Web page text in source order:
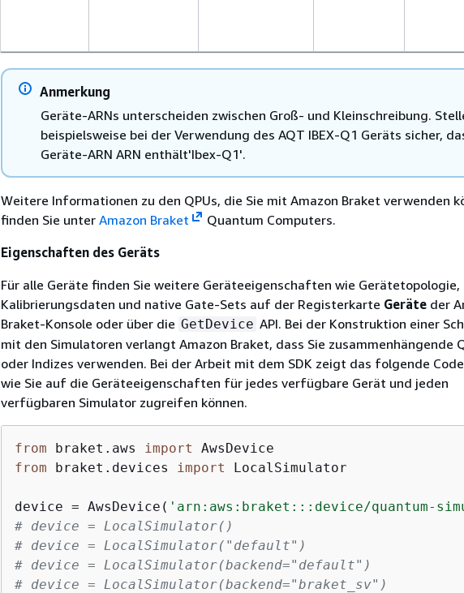
Anmerkung
Geräte-ARNs unterscheiden zwischen Groß- und Kleinschreibung.
beispielsweise bei der Verwendung des AQT IBEX-Q1 Geräts sicher,
Geräte-ARN ARN enthält'Ibex-Q1'.
Weitere Informationen zu den QPUs, die Sie mit Amazon Braket verwenden
finden Sie unter Amazon Braket
Quantum Computers.
Eigenschaften des Geräts
Für alle Geräte finden Sie weitere Geräteeigenschaften wie Gerätetopologie,
Kalibrierungsdaten und native Gate-Sets auf der Registerkarte Geräte der
Braket-Konsole oder über die GetDevice API. Bei der Konstruktion einer
mit den Simulatoren verlangt Amazon Braket, dass Sie zusammenhängende
oder Indizes verwenden. Bei der Arbeit mit dem SDK zeigt das folgende
wie Sie auf die Geräteeigenschaften für jedes verfügbare Gerät und jeden
verfügbaren Simulator zugreifen können.
from braket.aws import
from braket.devices import LocalSimulator
device = AwsDevice( 'arn:aws:braket:::device/quantum-
# device = LocalSimulator()
# device = LocalSimulator("default")
# device = LocalSimulator(backend="default")
# device =